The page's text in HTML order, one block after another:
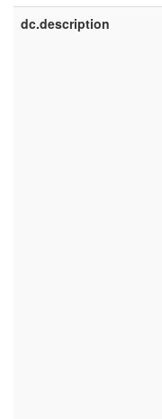
dc.description